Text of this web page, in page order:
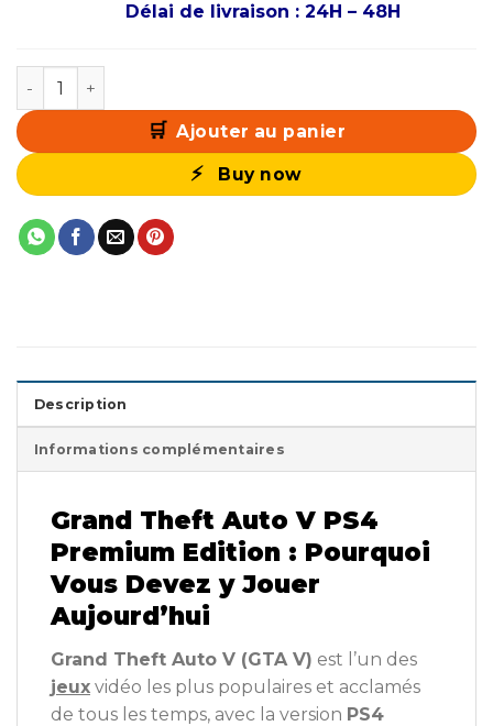
Délai de livraison : 24H – 48H
quantité de Grand Theft Auto V PS4 (Premium Edition)
Ajouter au panier
Buy now
Description
Informations complémentaires
Grand Theft Auto V PS4
Premium Edition : Pourquoi
Vous Devez y Jouer
Aujourd’hui
Grand Theft Auto V (GTA V) est l’un des
jeux vidéo les plus populaires et acclamés
de tous les temps, avec la version PS4